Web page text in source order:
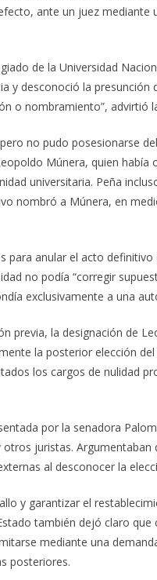
ante un juez mediante
de la Universidad
y desconoció la presunción
o nombramiento”, advirtió
no pudo posesionarse
Múnera, quien había
universitaria. Peña
nombró a Múnera, en
anular el acto definitivo
no podía “corregir
exclusivamente a una
previa, la designación de
la posterior elección
los cargos de nulidad
por la senadora
juristas. Argumentaban
al desconocer la
y garantizar el
también dejó claro que
mediante una
posteriores.